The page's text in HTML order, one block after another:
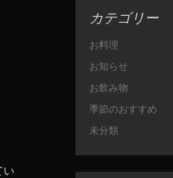
カテゴリー
お料理
お知らせ
お飲み物
季節のおすすめ
未分類